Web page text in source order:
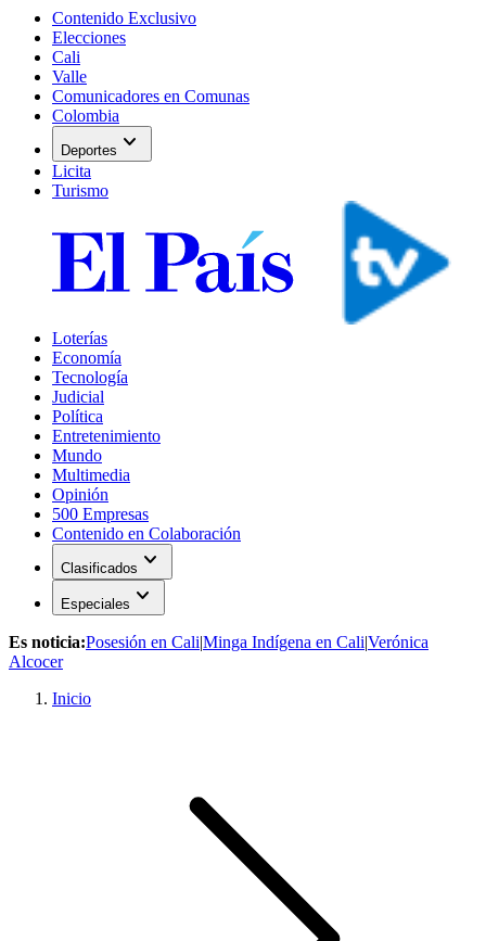
Contenido Exclusivo
Elecciones
Cali
Valle
Comunicadores en Comunas
Colombia
Deportes expand_more
Licita
Turismo
Loterías
Economía
Tecnología
Judicial
Política
Entretenimiento
Mundo
Multimedia
Opinión
500 Empresas
Contenido en Colaboración
Clasificados expand_more
Especiales expand_more
Es noticia:Posesión en Cali|Minga Indígena en Cali|Verónica
Alcocer
Inicio